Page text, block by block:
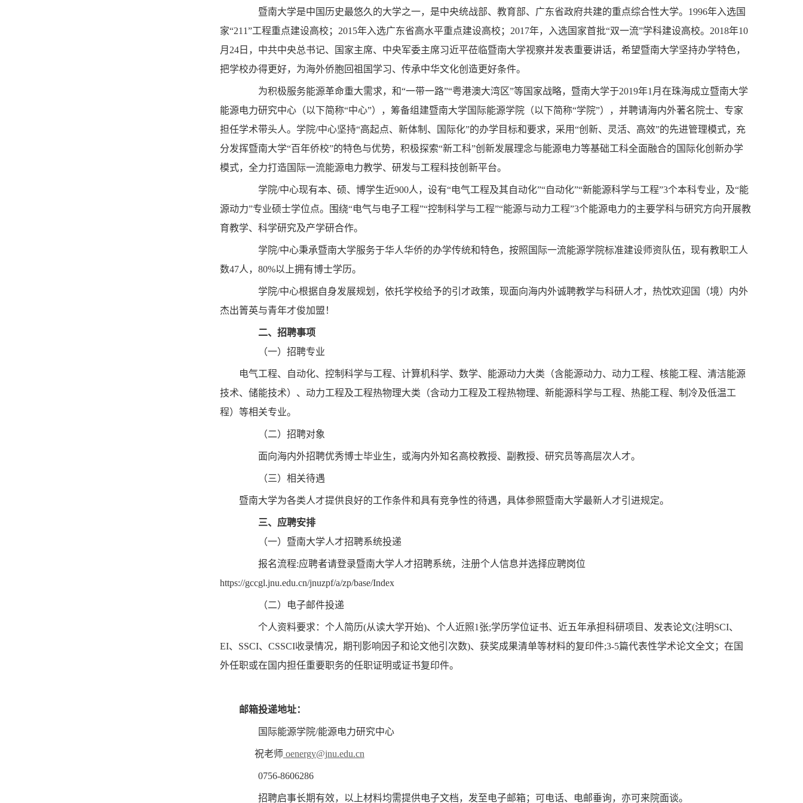
暨南大学是中国历史最悠久的大学之一，是中央统战部、教育部、广东省政府共建的重点综合性大学。1996年入选国
家“211”工程重点建设高校；2015年入选广东省高水平重点建设高校；2017年，入选国家首批“双一流”学科建设高校。2018年10
月24日，中共中央总书记、国家主席、中央军委主席习近平莅临暨南大学视察并发表重要讲话，希望暨南大学坚持办学特色，
把学校办得更好，为海外侨胞回祖国学习、传承中华文化创造更好条件。
为积极服务能源革命重大需求，和“一带一路”“粤港澳大湾区”等国家战略，暨南大学于2019年1月在珠海成立暨南大学
能源电力研究中心（以下简称“中心”），筹备组建暨南大学国际能源学院（以下简称“学院”），并聘请海内外著名院士、专家
担任学术带头人。学院/中心坚持“高起点、新体制、国际化”的办学目标和要求，采用“创新、灵活、高效”的先进管理模式，充
分发挥暨南大学“百年侨校”的特色与优势，积极探索“新工科”创新发展理念与能源电力等基础工科全面融合的国际化创新办学
模式，全力打造国际一流能源电力教学、研发与工程科技创新平台。
学院/中心现有本、硕、博学生近900人，设有“电气工程及其自动化”“自动化”“新能源科学与工程”3个本科专业，及“能
源动力”专业硕士学位点。围绕“电气与电子工程”“控制科学与工程”“能源与动力工程”3个能源电力的主要学科与研究方向开展教
育教学、科学研究及产学研合作。
学院/中心秉承暨南大学服务于华人华侨的办学传统和特色，按照国际一流能源学院标准建设师资队伍，现有教职工人
数47人，80%以上拥有博士学历。
学院/中心根据自身发展规划，依托学校给予的引才政策，现面向海内外诚聘教学与科研人才，热忱欢迎国（境）内外
杰出箐英与青年才俊加盟！
二、招聘事项
（一）招聘专业
电气工程、自动化、控制科学与工程、计算机科学、数学、 能源动力大类（含能源动力、动力工程、核能工程、清洁能源
技术、储能技术）、动力工程及工程热物理大类（含动力工程及工程热物理、新能源科学与工程、热能工程、制 冷及低温工
程）等相关专业。
（二）招聘对象
面向海内外招聘优秀博士毕业生，或海内外知名高校教授、副教授、研究员等高层次人才。
（三）相关待遇
暨南大学为各类人才提供良好的工作条件和具有竞争性的待遇，具体参照暨南大学最新人才引进规定。
三、应聘安排
（一）暨南大学人才招聘系统投递
报名流程:应聘者请登录暨南大学人才招聘系统，注册个人信息并选择应聘岗位
https://gccgl.jnu.edu.cn/jnuzpf/a/zp/base/Index
（二）电子邮件投递
个人资料要求：个人简历(从读大学开始)、个人近照1张;学历学位证书、近五年承担科研项目、发表论文(注明SCI、
EI、SSCI、CSSCI收录情况，期刊影响因子和论文他引次数)、获奖成果清单等材料的复印件;3-5篇代表性学术论文全文；在国
外任职或在国内担任重要职务的任职证明或证书复印件。
邮箱投递地址：
国际能源学院/能源电力研究中心
祝老师 oenergy@jnu.edu.cn
0756-8606286
招聘启事长期有效，以上材料均需提供电子文档，发至电子邮箱；可电话、电邮垂询，亦可来院面谈。